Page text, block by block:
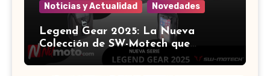
Noticias y Actualidad Novedades
Legend Gear 2025: La Nueva
Colección de SW-Motech que
Revoluciona el Equipamiento para
Motocicletas ?️